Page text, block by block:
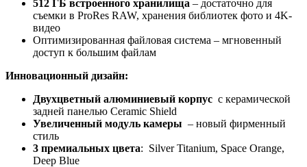
512 ГБ встроенного хранилища – достаточно для
съемки в ProRes RAW, хранения библиотек фото и 4K-
видео
Оптимизированная файловая система – мгновенный
доступ к большим файлам
Инновационный дизайн:
Двухцветный алюминиевый корпус с керамической
задней панелью Ceramic Shield
Увеличенный модуль камеры – новый фирменный
стиль
3 премиальных цвета: Silver Titanium, Space Orange,
Deep Blue